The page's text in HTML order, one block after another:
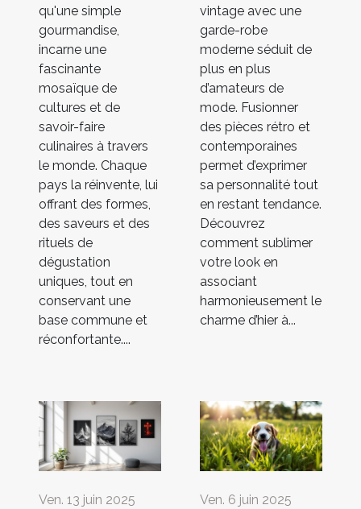
qu'une simple
gourmandise,
incarne une
fascinante
mosaïque de
cultures et de
savoir-faire
culinaires à travers
le monde. Chaque
pays la réinvente, lui
offrant des formes,
des saveurs et des
rituels de
dégustation
uniques, tout en
conservant une
base commune et
réconfortante....
vintage avec une
garde-robe
moderne séduit de
plus en plus
d’amateurs de
mode. Fusionner
des pièces rétro et
contemporaines
permet d’exprimer
sa personnalité tout
en restant tendance.
Découvrez
comment sublimer
votre look en
associant
harmonieusement le
charme d’hier à...
Ven. 13 juin 2025 Ven. 6 juin 2025